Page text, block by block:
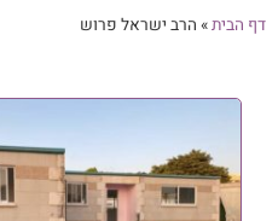
דף הבית» הרב ישראל פרוש